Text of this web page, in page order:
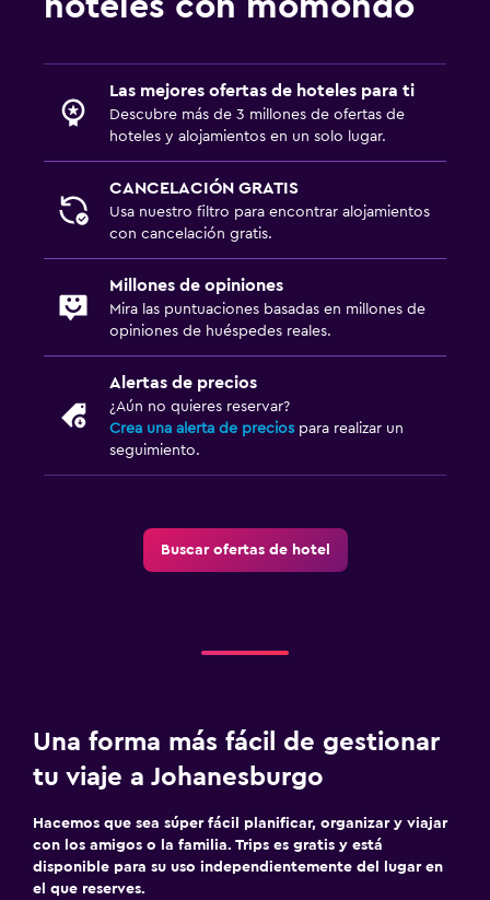
Las mejores ofertas de hoteles para ti
Descubre más de 3 millones de ofertas de
hoteles y alojamientos en un solo lugar.
CANCELACIÓN GRATIS
Usa nuestro filtro para encontrar alojamientos
con cancelación gratis.
Millones de opiniones
Mira las puntuaciones basadas en millones de
opiniones de huéspedes reales.
Alertas de precios
¿Aún no quieres reservar?
Crea una alerta de precios para realizar un
seguimiento.
Buscar ofertas de hotel
Una forma más fácil de gestionar
tu viaje a Johanesburgo
Hacemos que sea súper fácil planificar, organizar y viajar
con los amigos o la familia. Trips es gratis y está
disponible para su uso independientemente del lugar en
el que reserves.